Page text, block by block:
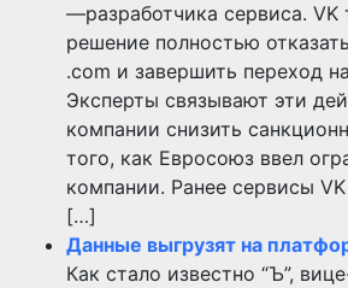
—разработчика сервиса. VK
решение полностью
.com и завершить переход
Эксперты связывают эти
компании снизить
того, как Евросоюз ввел
компании. Ранее сервисы
[…]
Данные выгрузят на
Как стало известно “Ъ”,